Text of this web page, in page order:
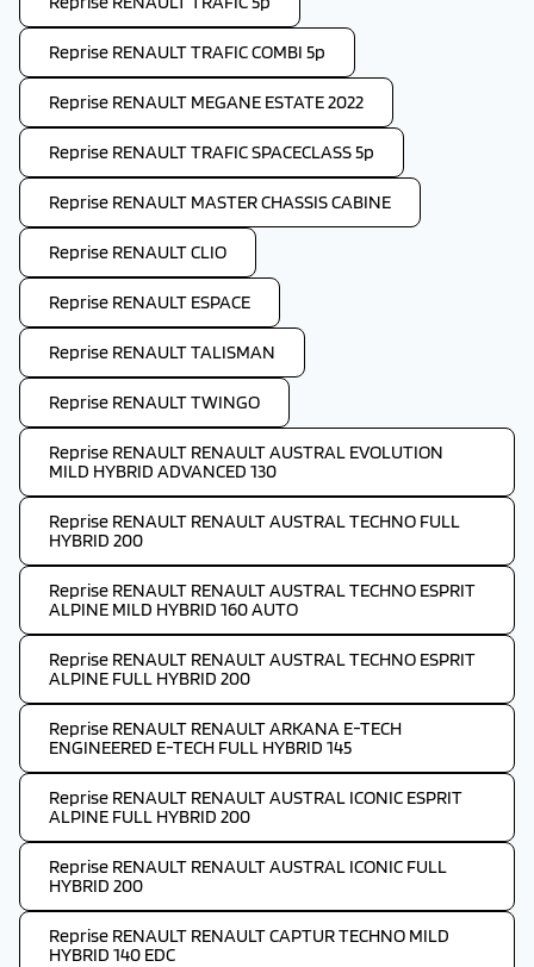
Reprise RENAULT TRAFIC COMBI 5p
Reprise RENAULT MEGANE ESTATE 2022
Reprise RENAULT TRAFIC SPACECLASS 5p
Reprise RENAULT MASTER CHASSIS CABINE
Reprise RENAULT CLIO
Reprise RENAULT ESPACE
Reprise RENAULT TALISMAN
Reprise RENAULT TWINGO
Reprise RENAULT RENAULT AUSTRAL EVOLUTION
MILD HYBRID ADVANCED 130
Reprise RENAULT RENAULT AUSTRAL TECHNO FULL
HYBRID 200
Reprise RENAULT RENAULT AUSTRAL TECHNO ESPRIT
ALPINE MILD HYBRID 160 AUTO
Reprise RENAULT RENAULT AUSTRAL TECHNO ESPRIT
ALPINE FULL HYBRID 200
Reprise RENAULT RENAULT ARKANA E-TECH
ENGINEERED E-TECH FULL HYBRID 145
Reprise RENAULT RENAULT AUSTRAL ICONIC ESPRIT
ALPINE FULL HYBRID 200
Reprise RENAULT RENAULT AUSTRAL ICONIC FULL
HYBRID 200
Reprise RENAULT RENAULT CAPTUR TECHNO MILD
HYBRID 140 EDC